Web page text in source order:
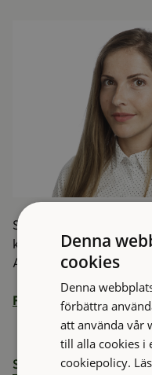
Selma har tidigare
kommer bland annat
Allégården och Lilla
Fler nyheter!
Start Nyheter
Denna
cookies
Denna
förbättra
att använda vår
till alla cookies i
cookiepolicy.